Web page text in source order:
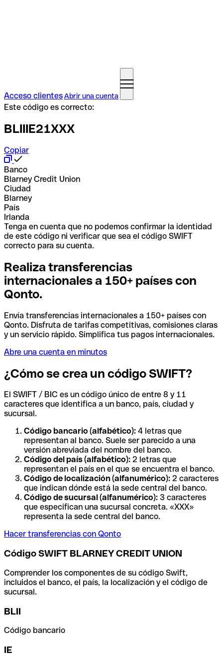
Acceso clientesAbrir una cuenta
Este código es correcto:
BLIIIE21XXX
Copiar
Banco
Blarney Credit Union
Ciudad
Blarney
País
Irlanda
Tenga en cuenta que no podemos confirmar la identidad
de este código ni verificar que sea el código SWIFT
correcto para su cuenta.
Realiza transferencias
internacionales a 150+ países con
Qonto.
Envía transferencias internacionales a 150+ países con
Qonto. Disfruta de tarifas competitivas, comisiones claras
y un servicio rápido. Simplifica tus pagos internacionales.
Abre una cuenta en minutos
¿Cómo se crea un código SWIFT?
El SWIFT / BIC es un código único de entre 8 y 11
caracteres que identifica a un banco, país, ciudad y
sucursal.
Código bancario (alfabético): 4 letras que
representan al banco. Suele ser parecido a una
versión abreviada del nombre del banco.
Código del país (alfabético): 2 letras que
representan el país en el que se encuentra el banco.
Código de localización (alfanumérico): 2 caracteres
que indican dónde está la sede central del banco.
Código de sucursal (alfanumérico): 3 caracteres
que especifican una sucursal concreta. «XXX»
representa la sede central del banco.
Hacer transferencias con Qonto
Código SWIFT BLARNEY CREDIT UNION
Comprender los componentes de su código Swift,
incluidos el banco, el país, la localización y el código de
sucursal.
BLII
Código bancario
IE